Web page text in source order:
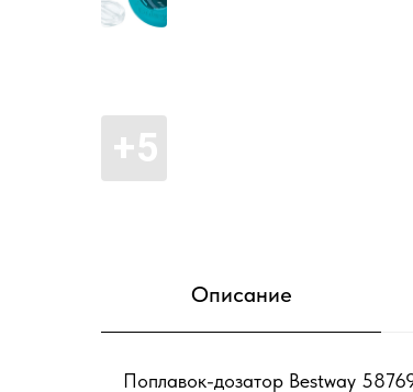
Описание
Поплавок-дозатор Bestway